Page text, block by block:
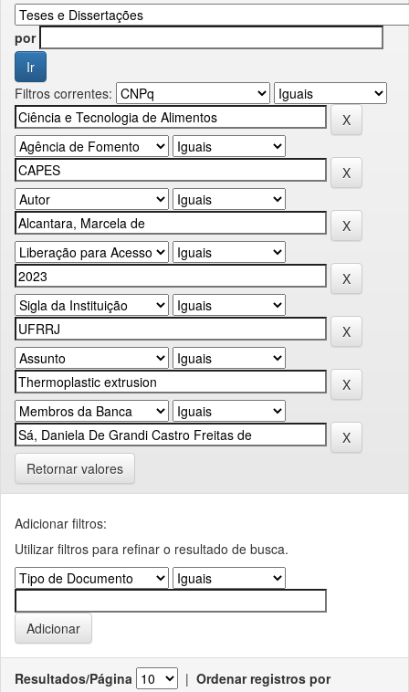
por
Filtros correntes:
Retornar valores
Adicionar filtros:
Utilizar filtros para refinar o resultado de busca.
Resultados/Página | Ordenar registros por